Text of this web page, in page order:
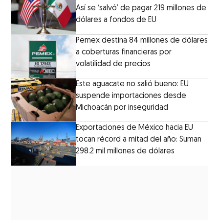
Así se ‘salvó’ de pagar 219 millones de
dólares a fondos de EU
Pemex destina 84 millones de dólares
a coberturas financieras por
volatilidad de precios
Este aguacate no salió bueno: EU
suspende importaciones desde
Michoacán por inseguridad
Exportaciones de México hacia EU
tocan récord a mitad del año: Suman
298.2 mil millones de dólares